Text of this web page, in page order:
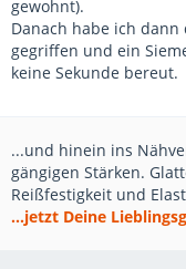
gewohnt).
Danach habe ich
gegriffen und ein
keine Sekunde bereut.
...und hinein ins
gängigen Stärken.
Reißfestigkeit und
...jetzt Deine